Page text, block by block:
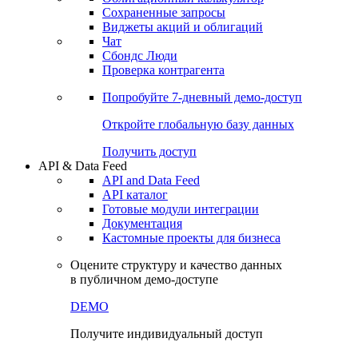
Сохраненные запросы
Виджеты акций и облигаций
Чат
Сбондс Люди
Проверка контрагента
Попробуйте 7-дневный демо-доступ
Откройте глобальную базу данных
Получить доступ
API & Data Feed
API and Data Feed
API каталог
Готовые модули интеграции
Документация
Кастомные проекты для бизнеса
Оцените структуру и качество данных
в публичном демо-доступе
DEMO
Получите индивидуальный доступ